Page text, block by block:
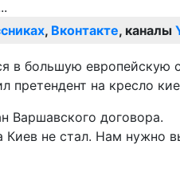
, Вконтакте, каналы
в большую европейскую
на кресло
Варшавского договора.
не стал. Нам нужно